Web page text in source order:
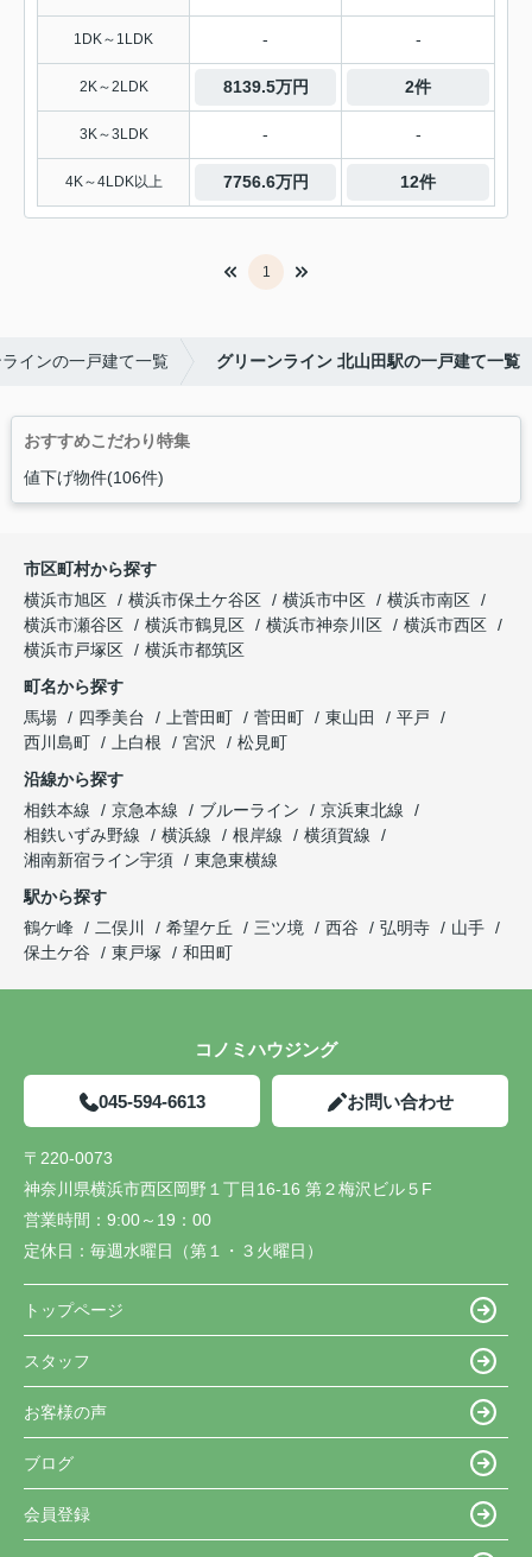
1DK～1LDK - -
2K～2LDK 8139.5万円 2件
3K～3LDK - -
4K～4LDK以上 7756.6万円 12件
1
インの一戸建て一覧 グリーンライン 北山田駅の一戸建て一覧
おすすめこだわり特集
値下げ物件(106件)
市区町村から探す
横浜市旭区
横浜市保土ケ谷区 横浜市中区
横浜市南区
横浜市瀬谷区
横浜市鶴見区 横浜市神奈川区
横浜市西区
横浜市戸塚区
横浜市都筑区
町名から探す
馬場
四季美台 上菅田町 菅田町 東山田
平戸
西川島町
上白根 宮沢
松見町
沿線から探す
相鉄本線
京急本線 ブルーライン
京浜東北線
相鉄いずみ野線
横浜線 根岸線
横須賀線
湘南新宿ライン宇須
東急東横線
駅から探す
鶴ケ峰
二俣川 希望ケ丘 三ツ境 西谷 弘明寺
山手
保土ケ谷
東戸塚 和田町
コノミハウジング
045-594-6613 お問い合わせ
〒220-0073
神奈川県横浜市西区岡野１丁目16-16 第２梅沢ビル５F
営業時間： 9:00～19：00
定休日： 毎週水曜日（第１・３火曜日）
トップページ
スタッフ
お客様の声
ブログ
会員登録